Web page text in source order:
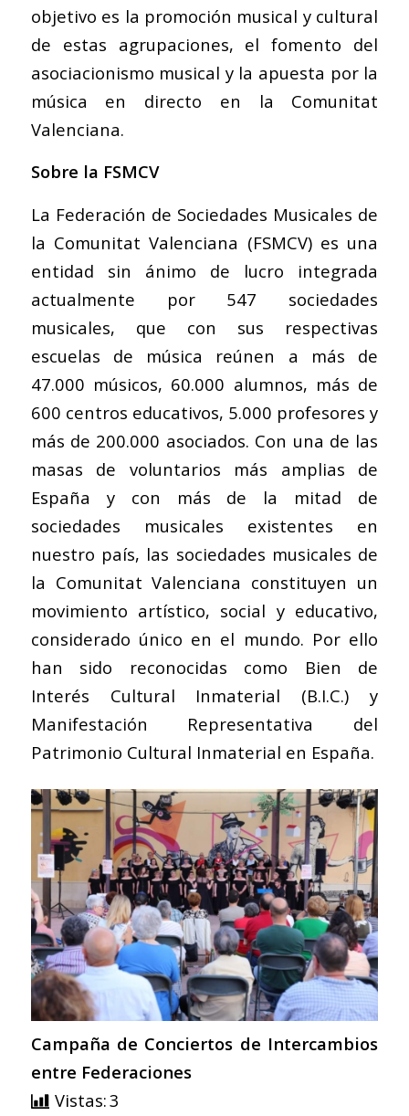
objetivo es la promoción musical y cultural
de estas agrupaciones, el fomento del
asociacionismo musical y la apuesta por la
música en directo en la Comunitat
Valenciana.
Sobre la FSMCV
La Federación de Sociedades Musicales de
la Comunitat Valenciana (FSMCV) es una
entidad sin ánimo de lucro integrada
actualmente por 547 sociedades
musicales, que con sus respectivas
escuelas de música reúnen a más de
47.000 músicos, 60.000 alumnos, más de
600 centros educativos, 5.000 profesores y
más de 200.000 asociados. Con una de las
masas de voluntarios más amplias de
España y con más de la mitad de
sociedades musicales existentes en
nuestro país, las sociedades musicales de
la Comunitat Valenciana constituyen un
movimiento artístico, social y educativo,
considerado único en el mundo. Por ello
han sido reconocidas como Bien de
Interés Cultural Inmaterial (B.I.C.) y
Manifestación Representativa del
Patrimonio Cultural Inmaterial en España.
Campaña de Conciertos de Intercambios
entre Federaciones
Vistas:3